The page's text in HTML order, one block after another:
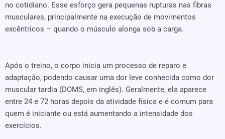
no cotidiano. Esse esforço gera pequenas rupturas nas fibras
musculares, principalmente na execução de movimentos
excêntricos – quando o músculo alonga sob a carga.
Após o treino, o corpo inicia um processo de reparo e
adaptação, podendo causar uma dor leve conhecida como dor
muscular tardia (DOMS, em inglês). Geralmente, ela aparece
entre 24 e 72 horas depois da atividade física e é comum para
quem é iniciante ou está aumentando a intensidade dos
exercícios.